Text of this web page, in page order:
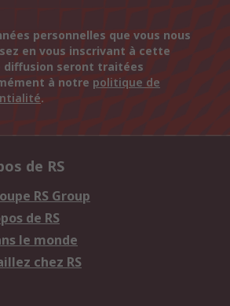
personnelles que vous nous
en vous inscrivant à cette
diffusion seront traitées
à notre politique de
.
de RS
RS Group
de RS
le monde
chez RS